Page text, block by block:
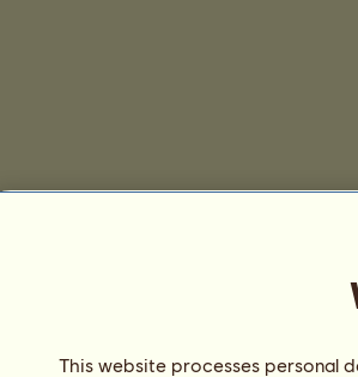
This website processes personal